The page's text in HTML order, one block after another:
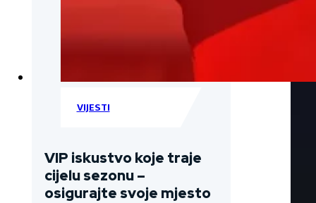
VIJESTI
VIP iskustvo koje traje
cijelu sezonu –
osigurajte svoje mjesto